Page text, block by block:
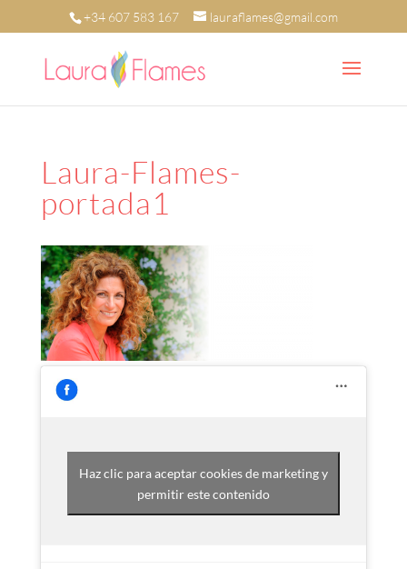
+34 607 583 167 lauraflames@gmail.com
Laura-Flames-
portada1
Haz clic para aceptar cookies de marketing y
permitir este contenido